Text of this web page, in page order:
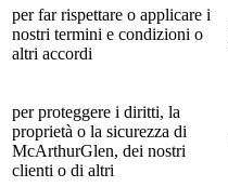
per far rispettare o applicare i
nostri termini e condizioni o
altri accordi
per proteggere i diritti, la
proprietà o la sicurezza di
McArthurGlen, dei nostri
clienti o di altri